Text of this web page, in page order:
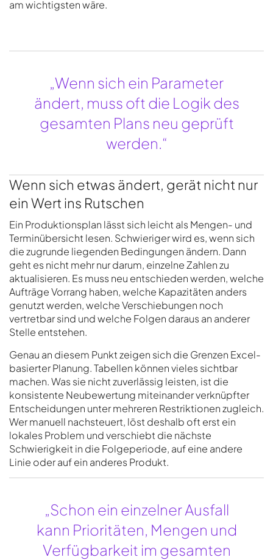
am wichtigsten wäre.
„Wenn sich ein Parameter
ändert, muss oft die Logik des
gesamten Plans neu geprüft
werden.“
Wenn sich etwas ändert, gerät nicht nur
ein Wert ins Rutschen
Ein Produktionsplan lässt sich leicht als Mengen- und
Terminübersicht lesen. Schwieriger wird es, wenn sich
die zugrunde liegenden Bedingungen ändern. Dann
geht es nicht mehr nur darum, einzelne Zahlen zu
aktualisieren. Es muss neu entschieden werden, welche
Aufträge Vorrang haben, welche Kapazitäten anders
genutzt werden, welche Verschiebungen noch
vertretbar sind und welche Folgen daraus an anderer
Stelle entstehen.
Genau an diesem Punkt zeigen sich die Grenzen Excel-
basierter Planung. Tabellen können vieles sichtbar
machen. Was sie nicht zuverlässig leisten, ist die
konsistente Neubewertung miteinander verknüpfter
Entscheidungen unter mehreren Restriktionen zugleich.
Wer manuell nachsteuert, löst deshalb oft erst ein
lokales Problem und verschiebt die nächste
Schwierigkeit in die Folgeperiode, auf eine andere
Linie oder auf ein anderes Produkt.
„Schon ein einzelner Ausfall
kann Prioritäten, Mengen und
Verfügbarkeit im gesamten